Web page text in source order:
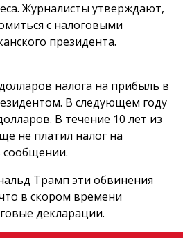
Журналисты утверждают,
с налоговыми
президента.
налога на прибыль в
В следующем году
В течение 10 лет из
не платил налог на
сообщении.
Трамп эти обвинения
в скором времени
декларации.